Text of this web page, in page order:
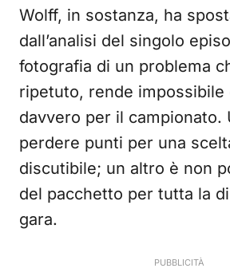
Wolff, in sostanza, ha
dall’analisi del singolo
fotografia di un problema
ripetuto, rende impossibile
davvero per il campionato.
perdere punti per una
discutibile; un altro è non
del pacchetto per tutta la
gara.